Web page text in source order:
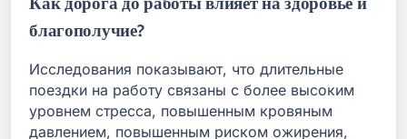
благополучие?
Исследования показывают, что длительные
поездки на работу связаны с более высоким
уровнем стресса, повышенным кровяным
давлением, повышенным риском ожирения,